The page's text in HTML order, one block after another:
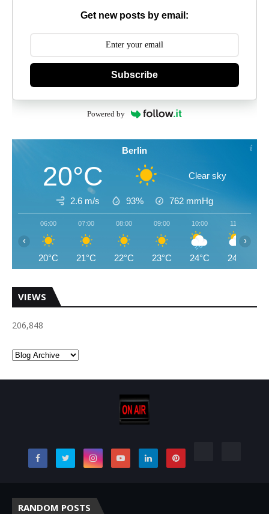
Get new posts by email:
Subscribe
Powered by
Berlin
20°C Clear sky
2.6 m/s 93% 762 mmHg
06:00
20°C
07:00
21°C
08:00
22°C
09:00
23°C
10:00
24°C
11:00
24°C
‹ ›
VIEWS
206,848
RANDOM POSTS